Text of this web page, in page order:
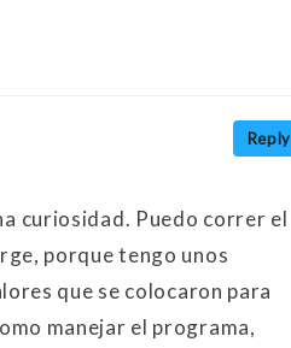
Reply
curiosidad. Puedo correr el
porque tengo unos
que se colocaron para
manejar el programa,